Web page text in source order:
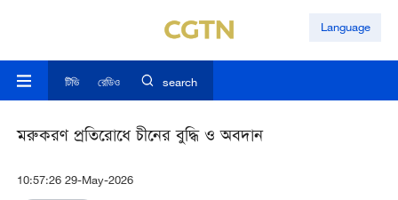
Language
টিভি রেডিও search
মরুকরণ প্রতিরোধে চীনের বুদ্ধি ও অবদান
10:57:26 29-May-2026